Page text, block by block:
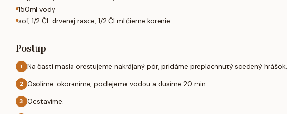
150ml vody
soľ, 1/2 ČL drvenej rasce, 1/2 ČLml.čierne korenie
Postup
1 Na časti masla orestujeme nakrájaný pór, pridáme preplachnutý scedený hrášok.
2 Osolíme, okoreníme, podlejeme vodou a dusíme 20 min.
3 Odstavíme.